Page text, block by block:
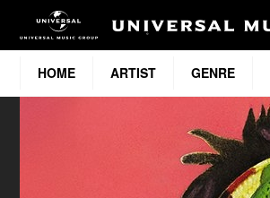
HOME ARTIST GENRE